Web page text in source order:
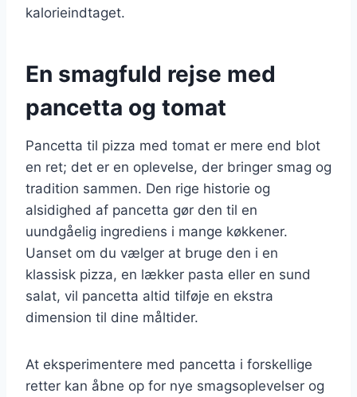
kalorieindtaget.
En smagfuld rejse med
pancetta og tomat
Pancetta til pizza med tomat er mere end blot
en ret; det er en oplevelse, der bringer smag og
tradition sammen. Den rige historie og
alsidighed af pancetta gør den til en
uundgåelig ingrediens i mange køkkener.
Uanset om du vælger at bruge den i en
klassisk pizza, en lækker pasta eller en sund
salat, vil pancetta altid tilføje en ekstra
dimension til dine måltider.
At eksperimentere med pancetta i forskellige
retter kan åbne op for nye smagsoplevelser og